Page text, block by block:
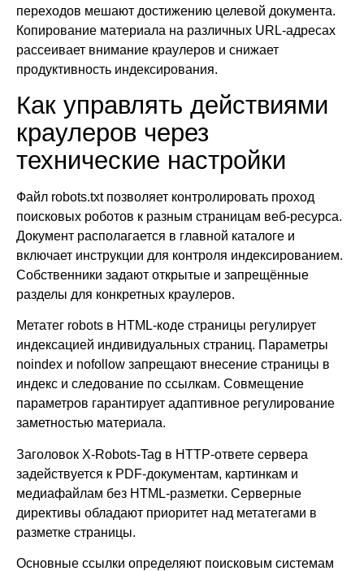
переходов мешают достижению целевой документа.
Копирование материала на различных URL-адресах
рассеивает внимание краулеров и снижает
продуктивность индексирования.
Как управлять действиями
краулеров через
технические настройки
Файл robots.txt позволяет контролировать проход
поисковых роботов к разным страницам веб-ресурса.
Документ располагается в главной каталоге и
включает инструкции для контроля индексированием.
Собственники задают открытые и запрещённые
разделы для конкретных краулеров.
Метатег robots в HTML-коде страницы регулирует
индексацией индивидуальных страниц. Параметры
noindex и nofollow запрещают внесение страницы в
индекс и следование по ссылкам. Совмещение
параметров гарантирует адаптивное регулирование
заметностью материала.
Заголовок X-Robots-Tag в HTTP-ответе сервера
задействуется к PDF-документам, картинкам и
медиафайлам без HTML-разметки. Серверные
директивы обладают приоритет над метатегами в
разметке страницы.
Основные ссылки определяют поисковым системам